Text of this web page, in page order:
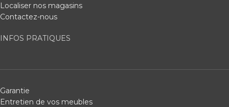
Localiser nos magasins
Contactez-nous
INFOS PRATIQUES
Garantie
Entretien de vos meubles